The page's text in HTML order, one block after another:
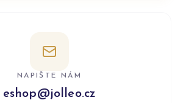
NAPIŠTE NÁM
eshop@jolleo.cz